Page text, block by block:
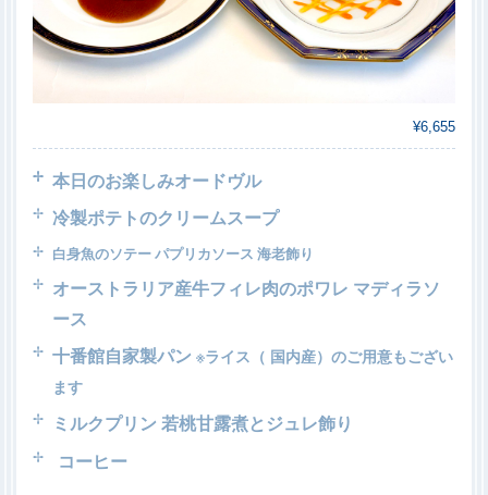
¥6,655
本日のお楽しみオードヴル
冷製ポテトのクリームスープ
白身魚のソテー パプリカソース 海老飾り
オーストラリア産牛フィレ肉のポワレ マディラソ
ース
十番館自家製パン ※ライス（ 国内産）のご用意もござい
ます
ミルクプリン 若桃甘露煮とジュレ飾り
コーヒー